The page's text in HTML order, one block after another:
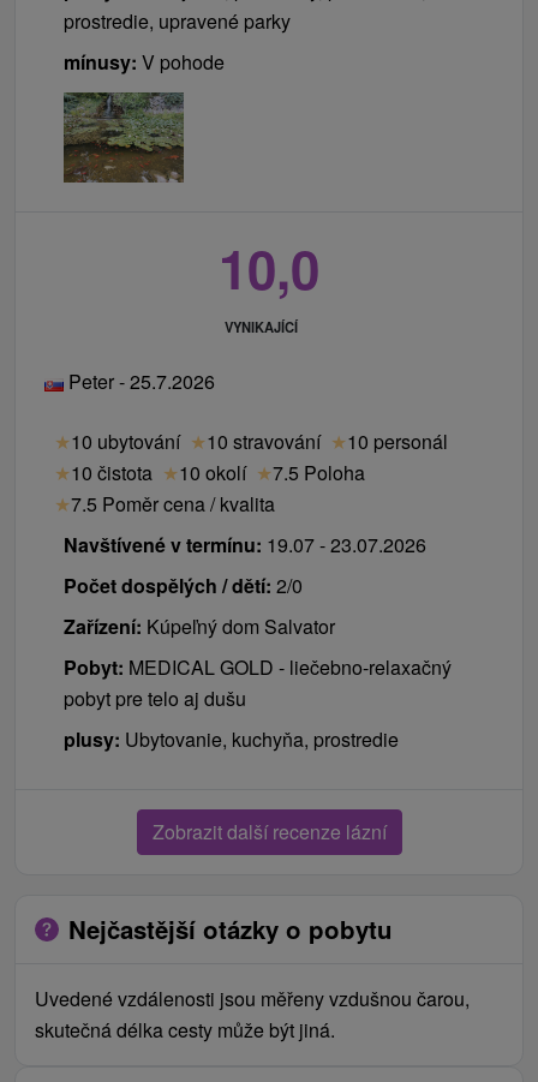
prostredie, upravené parky
mínusy: V pohode
10,0
VYNIKAJÍCÍ
Peter - 25.7.2026
★10 ubytování ★10 stravování ★10 personál
★10 čistota ★10 okolí ★7.5 Poloha
★7.5 Poměr cena / kvalita
Navštívené v termínu: 19.07 - 23.07.2026
Počet dospělých / dětí: 2/0
Zařízení: Kúpeľný dom Salvator
Pobyt: MEDICAL GOLD - liečebno-relaxačný
pobyt pre telo aj dušu
plusy: Ubytovanie, kuchyňa, prostredie
Zobrazit další recenze lázní
Nejčastější otázky o pobytu
Uvedené vzdálenosti jsou měřeny vzdušnou čarou,
skutečná délka cesty může být jiná.